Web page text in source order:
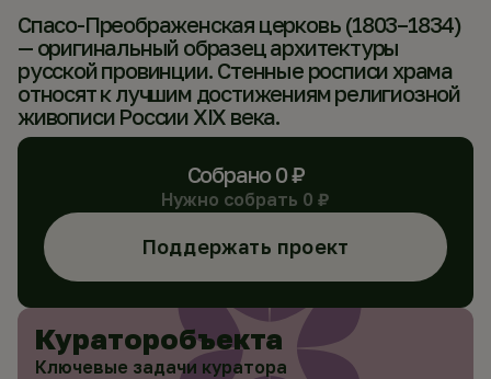
Спасо-Преображенская церковь (1803–1834)
— оригинальный образец архитектуры
русской провинции. Стенные росписи храма
относят к лучшим достижениям религиозной
живописи России XIX века.
Собрано0₽
Нужно собрать 0 ₽
Поддержать проект
Кураторобъекта
Ключевые задачи куратора